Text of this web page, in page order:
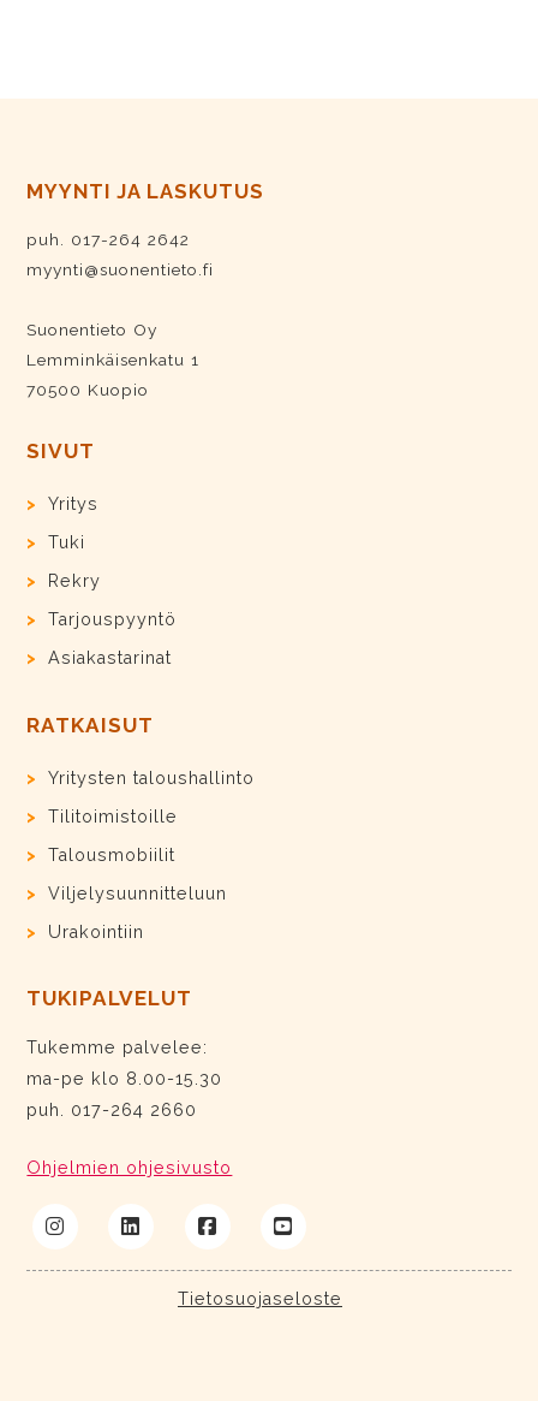
MYYNTI JA LASKUTUS
puh. 017-264 2642
myynti@suonentieto.fi
Suonentieto Oy
Lemminkäisenkatu 1
70500 Kuopio
SIVUT
Yritys
Tuki
Rekry
Tarjouspyyntö
Asiakastarinat
RATKAISUT
Yritysten taloushallinto
Tilitoimistoille
Talousmobiilit
Viljelysuunnitteluun
Urakointiin
TUKIPALVELUT
Tukemme palvelee:
ma-pe klo 8.00-15.30
puh. 017-264 2660
Ohjelmien ohjesivusto
Tietosuojaseloste